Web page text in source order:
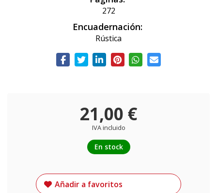
272
Encuadernación:
Rústica
21,00 €
IVA incluido
En stock
Añadir a favoritos